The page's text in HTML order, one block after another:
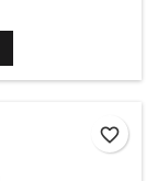
favorite_border